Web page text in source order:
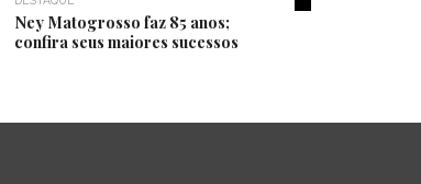
Ney Matogrosso faz 85 anos;
confira seus maiores sucessos